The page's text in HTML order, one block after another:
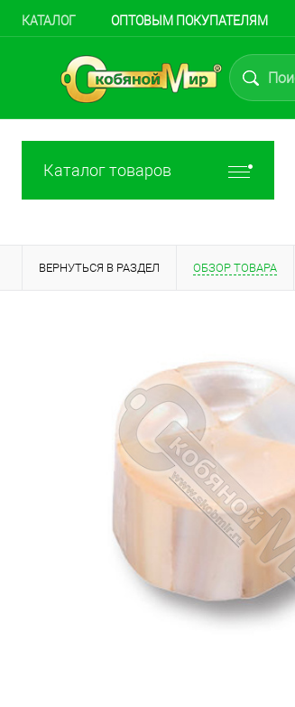
КАТАЛОГ ОПТОВЫМ ПОКУПАТЕЛЯМ
Каталог товаров
ВЕРНУТЬСЯ В РАЗДЕЛ ОБЗОР ТОВАРА